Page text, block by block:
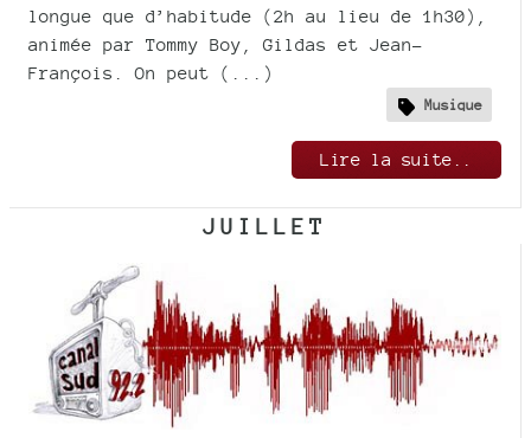
longue que d’habitude (2h au lieu de 1h30),
animée par Tommy Boy, Gildas et Jean-
François. On peut (...)
Musique
Lire la suite..
JUILLET